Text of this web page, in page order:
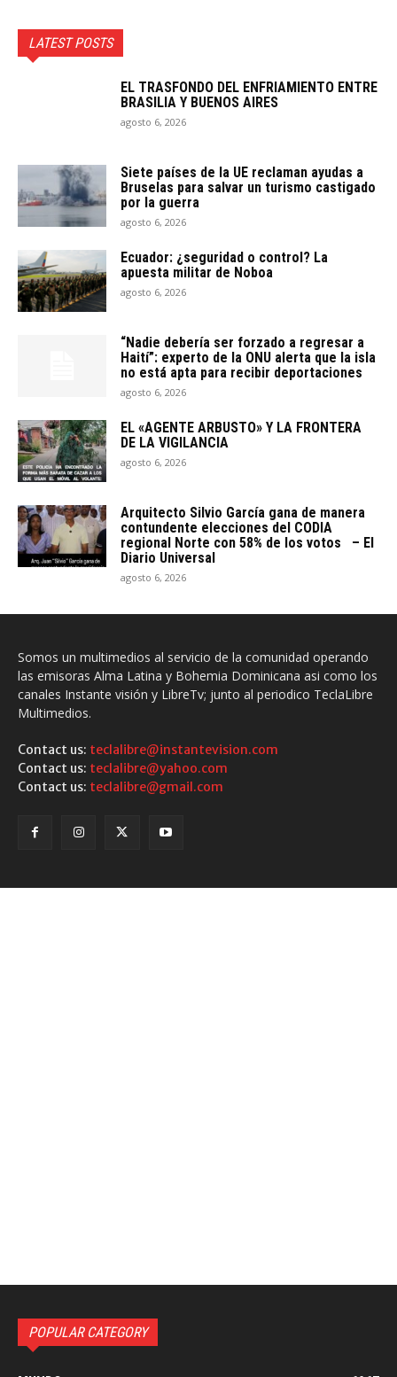
LATEST POSTS
EL TRASFONDO DEL ENFRIAMIENTO ENTRE
BRASILIA Y BUENOS AIRES
agosto 6, 2026
Siete países de la UE reclaman ayudas a
Bruselas para salvar un turismo castigado
por la guerra
agosto 6, 2026
Ecuador: ¿seguridad o control? La
apuesta militar de Noboa
agosto 6, 2026
“Nadie debería ser forzado a regresar a
Haití”: experto de la ONU alerta que la isla
no está apta para recibir deportaciones
agosto 6, 2026
EL «AGENTE ARBUSTO» Y LA FRONTERA
DE LA VIGILANCIA
agosto 6, 2026
Arquitecto SiIvio García gana de manera
contundente elecciones del CODIA
regional Norte con 58% de los votos – El
Diario Universal
agosto 6, 2026
Somos un multimedios al servicio de la comunidad operando
las emisoras Alma Latina y Bohemia Dominicana asi como los
canales Instante visión y LibreTv; junto al periodico TeclaLibre
Multimedios.
Contact us: teclalibre@instantevision.com
Contact us: teclalibre@yahoo.com
Contact us: teclalibre@gmail.com
POPULAR CATEGORY